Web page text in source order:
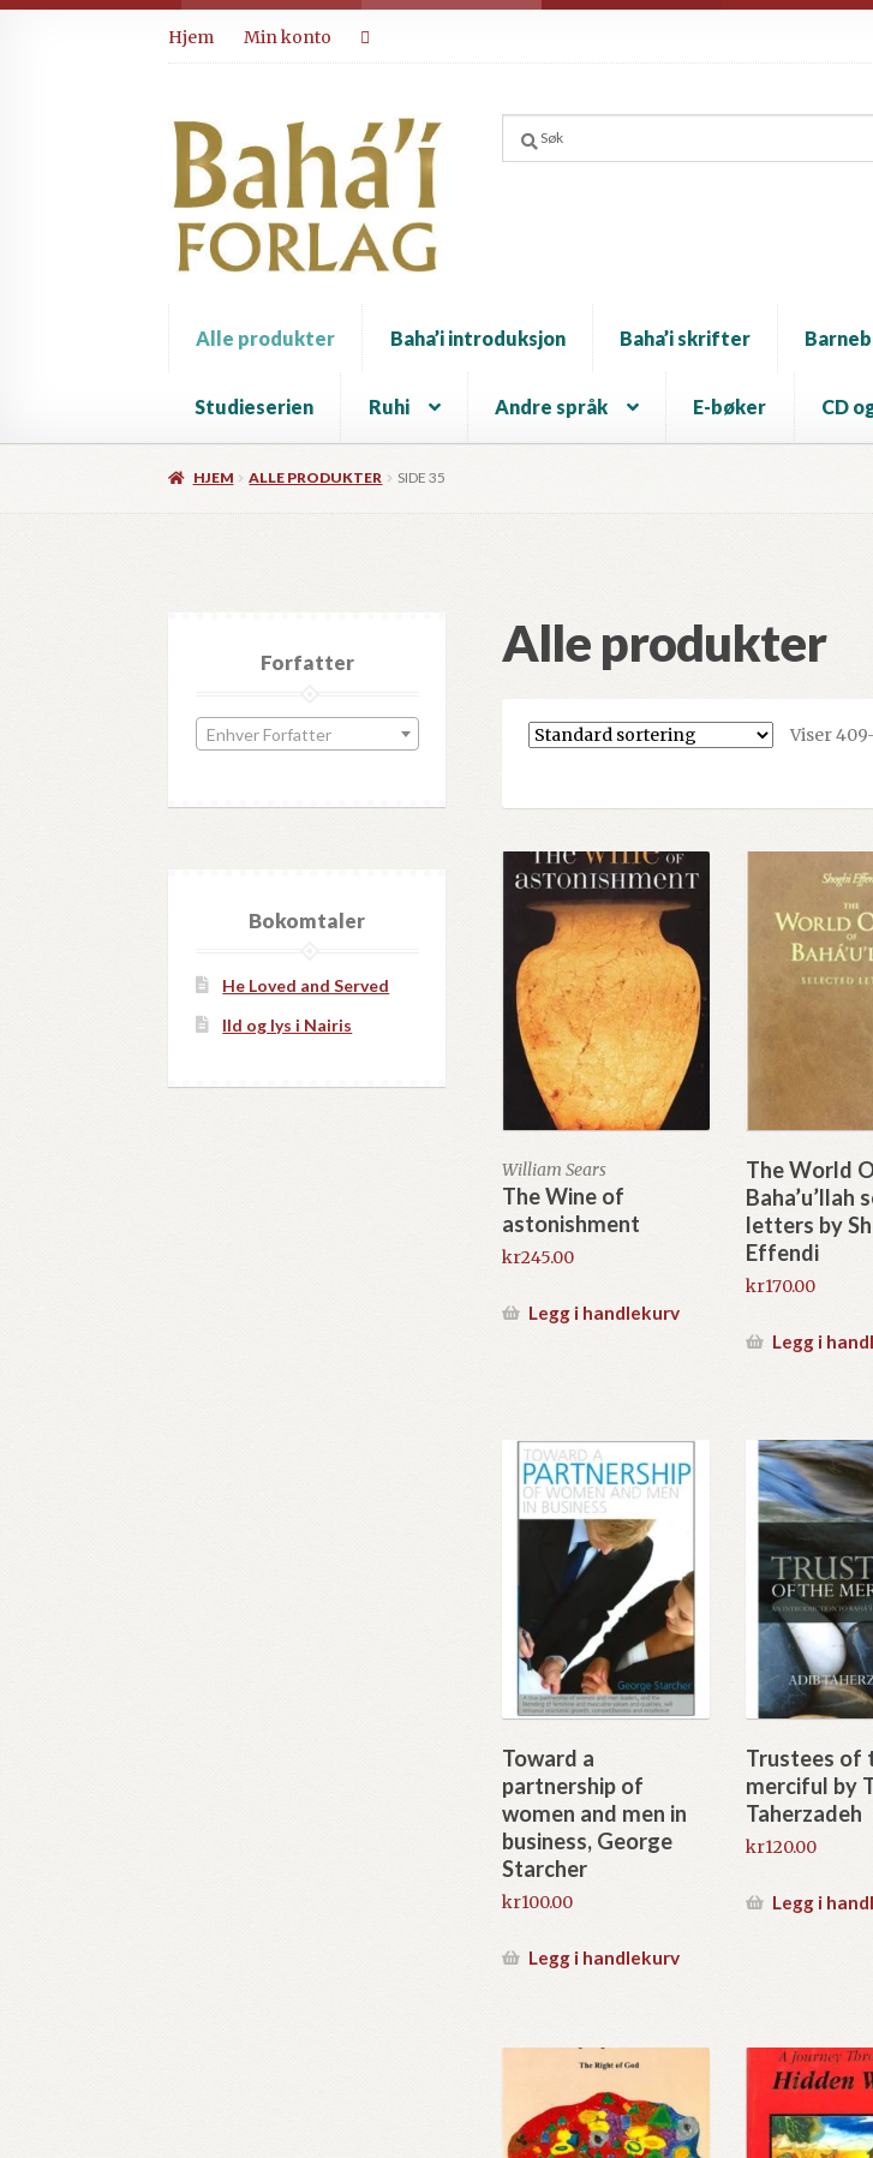
Hopp
til
Hopp
til
Hjem Min konto
Alle produkter Baha’i introduksjon Baha’i skrifter
Studieserien Ruhi Andre språk E-bøker CD
HJEM ALLE PRODUKTER SIDE 35
Alle produkter
Viser
William Sears
The Wine of
astonishment
kr245.00
Legg i handlekurv
The World
Baha’u’llah
letters by
Effendi
kr170.00
Legg i
Toward a
partnership of
women and men in
business, George
Starcher
kr100.00
Legg i handlekurv
Trustees of
merciful by
Taherzadeh
kr120.00
Legg i
Forfatter
Enhver Forfatter
Bokomtaler
He Loved and Served
Ild og lys i Nairis